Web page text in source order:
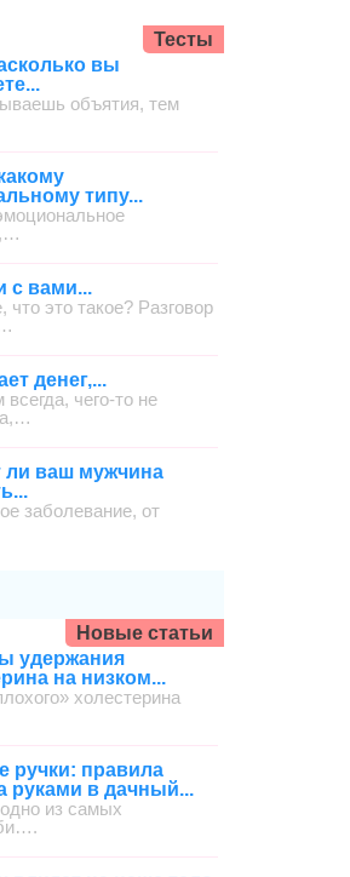
Тесты
вы
объятия, тем
типу...
с вами...
это такое? Разговор
денег,...
чего-то не
ли ваш мужчина
заболевание, от
Новые статьи
удержания
на низком...
холестерина
ручки: правила
руками в дачный...
из самых